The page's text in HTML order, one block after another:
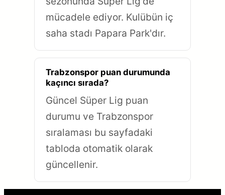
mücadele ediyor. Kulübün iç
saha stadı Papara Park'dır.
Trabzonspor puan durumunda
kaçıncı sırada?
Güncel Süper Lig puan
durumu ve Trabzonspor
sıralaması bu sayfadaki
tabloda otomatik olarak
güncellenir.